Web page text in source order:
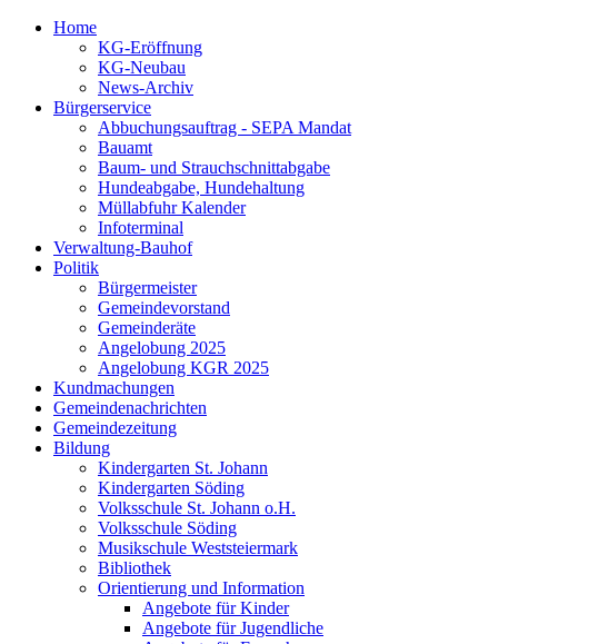
Home
KG-Eröffnung
KG-Neubau
News-Archiv
Bürgerservice
Abbuchungsauftrag - SEPA Mandat
Bauamt
Baum- und Strauchschnittabgabe
Hundeabgabe, Hundehaltung
Müllabfuhr Kalender
Infoterminal
Verwaltung-Bauhof
Politik
Bürgermeister
Gemeindevorstand
Gemeinderäte
Angelobung 2025
Angelobung KGR 2025
Kundmachungen
Gemeindenachrichten
Gemeindezeitung
Bildung
Kindergarten St. Johann
Kindergarten Söding
Volksschule St. Johann o.H.
Volksschule Söding
Musikschule Weststeiermark
Bibliothek
Orientierung und Information
Angebote für Kinder
Angebote für Jugendliche